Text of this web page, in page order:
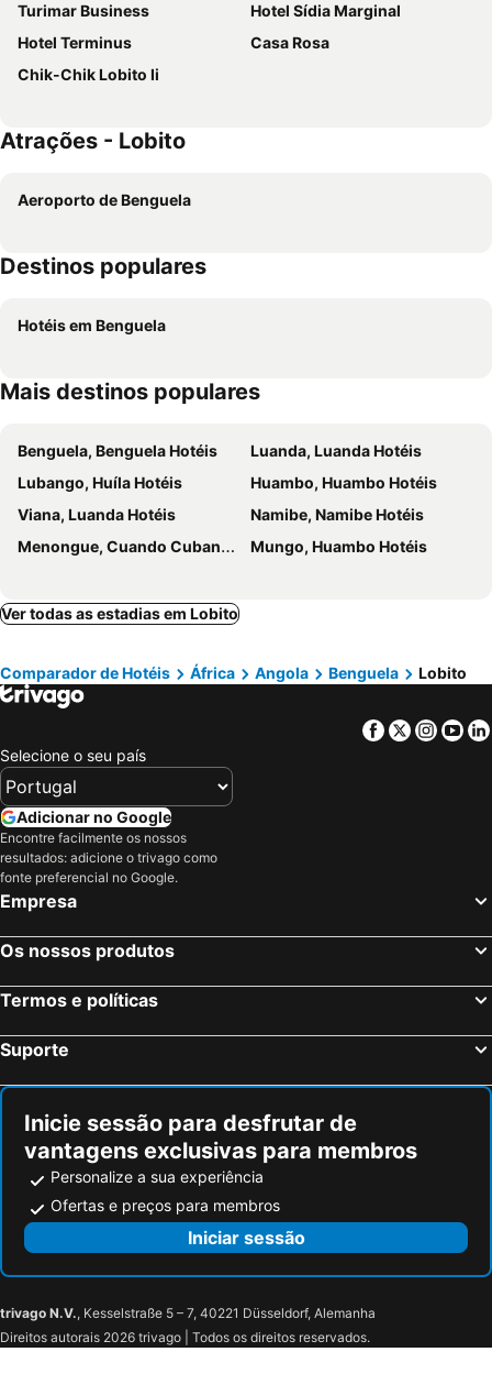
Turimar Business
Hotel Sídia Marginal
Hotel Terminus
Casa Rosa
Chik-Chik Lobito Ii
Atrações - Lobito
Aeroporto de Benguela
Destinos populares
Hotéis em Benguela
Mais destinos populares
Benguela, Benguela Hotéis
Luanda, Luanda Hotéis
Lubango, Huíla Hotéis
Huambo, Huambo Hotéis
Viana, Luanda Hotéis
Namibe, Namibe Hotéis
Menongue, Cuando Cubango Hotéis
Mungo, Huambo Hotéis
Ver todas as estadias em Lobito
Comparador de Hotéis África Angola Benguela Lobito
Facebook
Twitter
Selecione o seu país
Adicionar no Google
Encontre facilmente os nossos
resultados: adicione o trivago como
fonte preferencial no Google.
Empresa
Os nossos produtos
Termos e políticas
Suporte
Inicie sessão para desfrutar de
vantagens exclusivas para membros
Personalize a sua experiência
Ofertas e preços para membros
Iniciar sessão
trivago N.V., Kesselstraße 5 – 7, 40221 Düsseldorf, Alemanha
Direitos autorais 2026 trivago | Todos os direitos reservados.